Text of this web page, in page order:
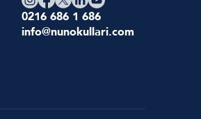
0216 686 1 686
info@nunokullari.com